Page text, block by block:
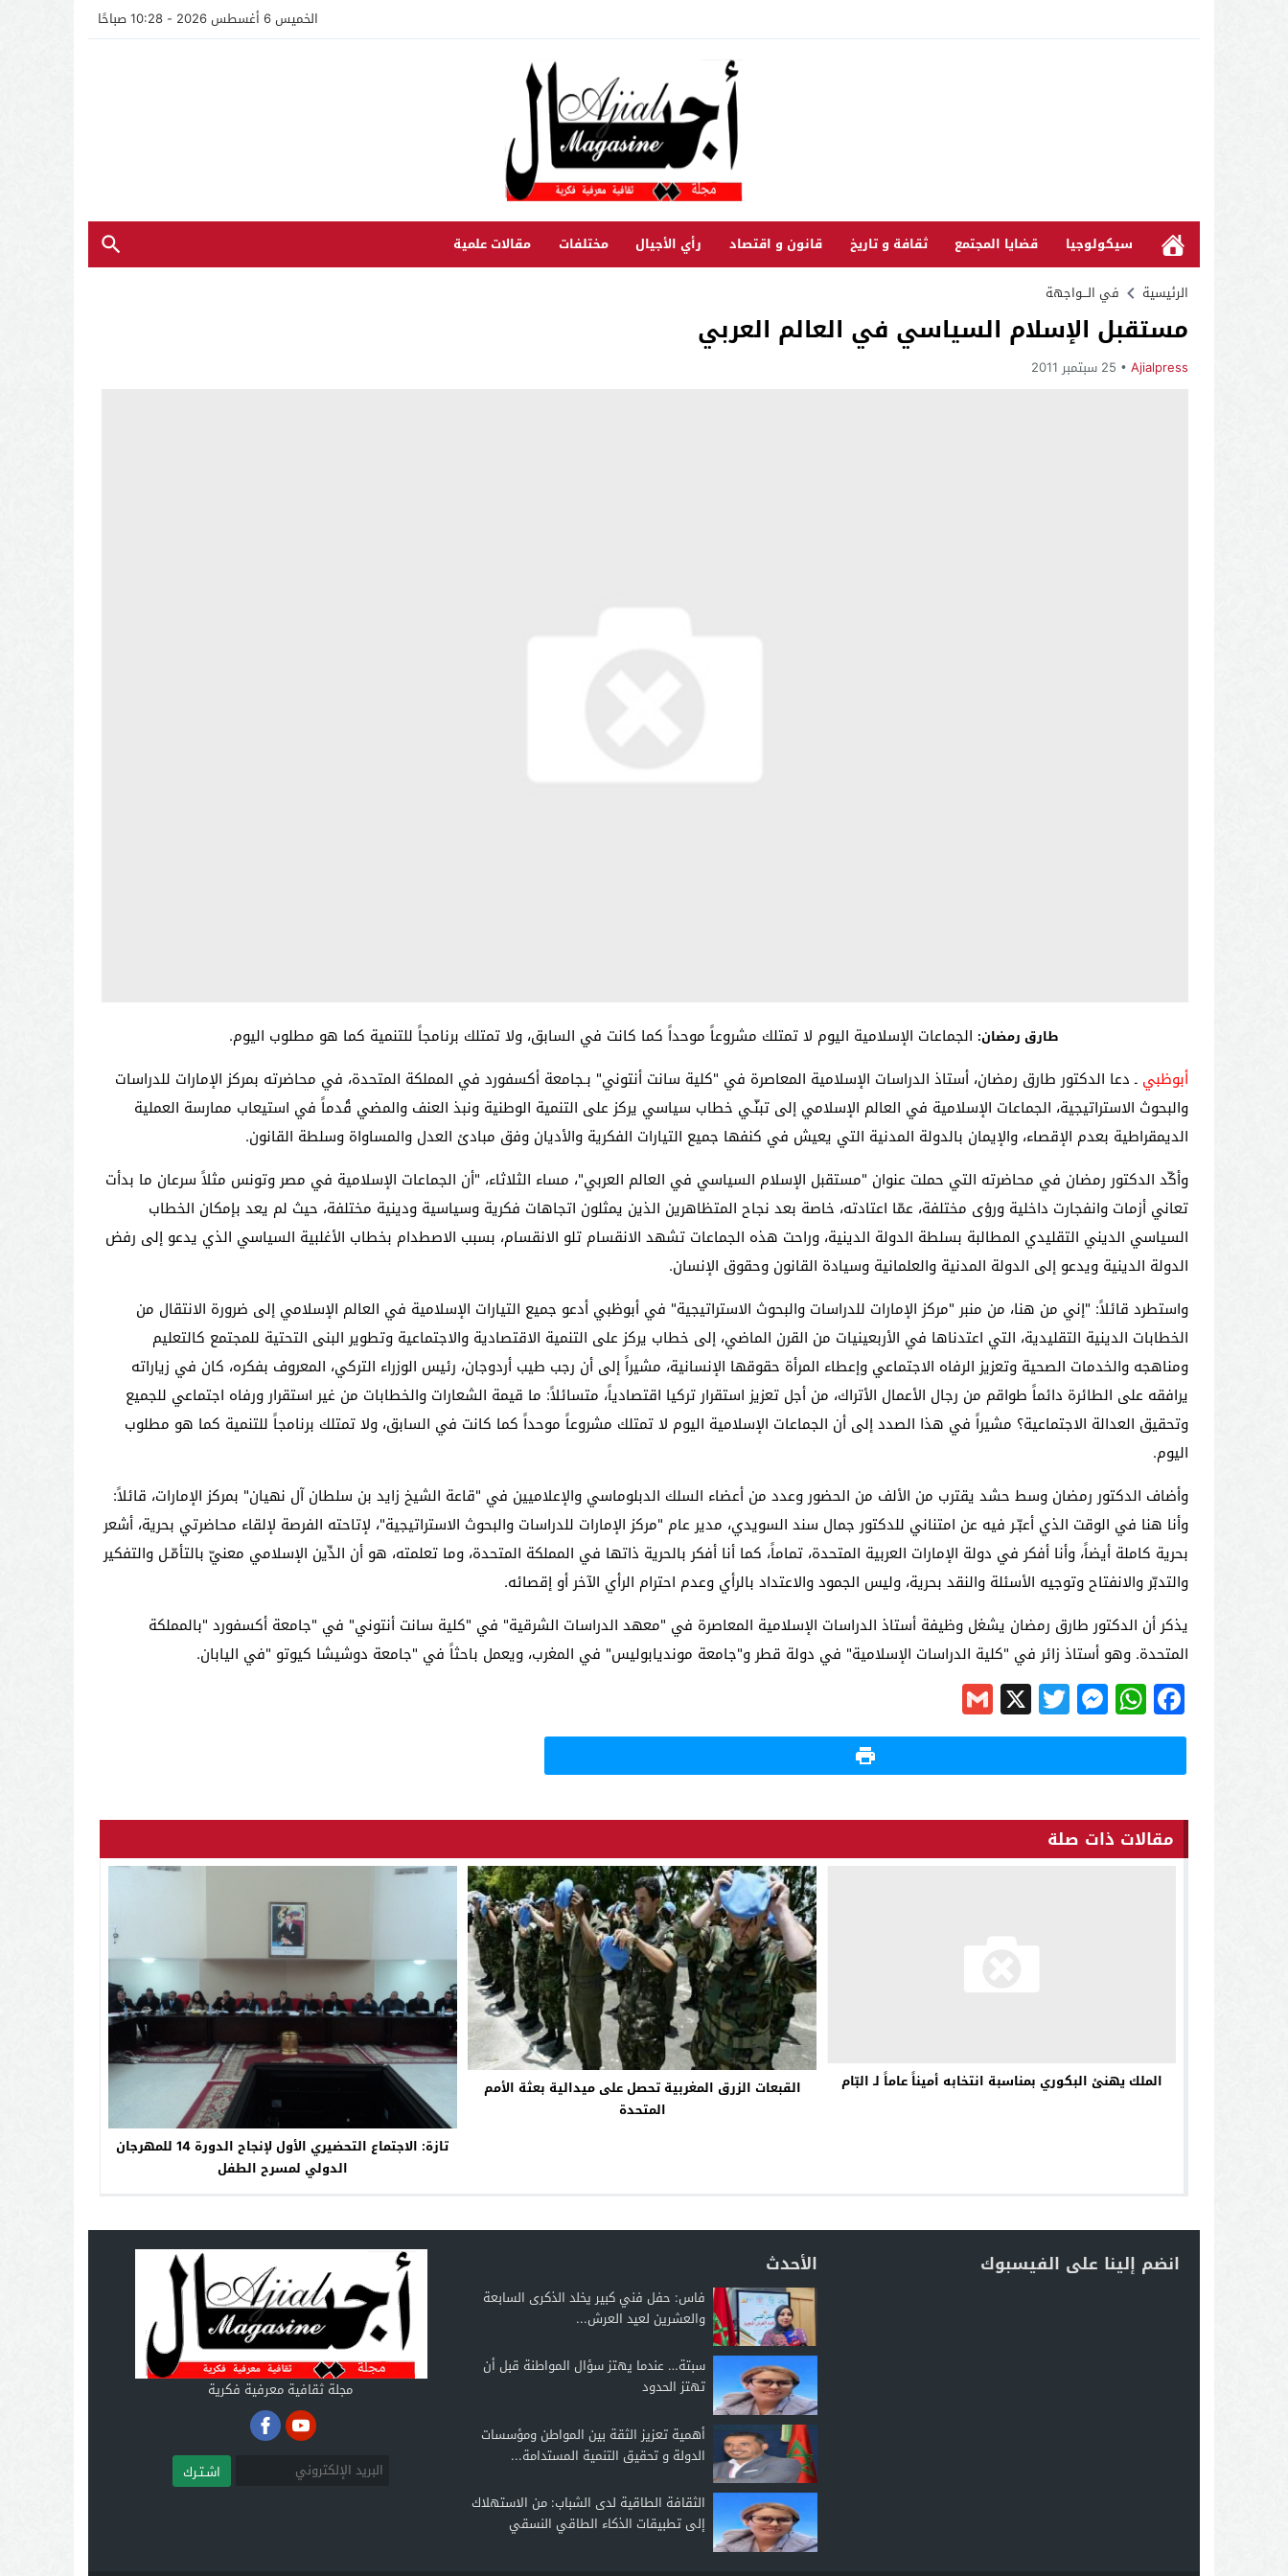
الخميس 6 أغسطس 2026 - 10:28 صباحًا
سيكولوجيا قضايا المجتمع ثقافة و تاريخ قانون و اقتصاد رأي الأجيال مختلفات مقالات علمية
الرئيسية في الـــواجهة
مستقبل الإسلام السياسي في العالم العربي
Ajialpress 25 سبتمبر 2011
طارق رمضان: الجماعات الإسلامية اليوم لا تمتلك مشروعاً موحداً كما كانت في السابق، ولا تمتلك برنامجاً للتنمية كما هو مطلوب اليوم.
أبوظبي ـ دعا الدكتور طارق رمضان، أستاذ الدراسات الإسلامية المعاصرة في "كلية سانت أنتوني" بـجامعة أكسفورد في المملكة المتحدة، في محاضرته بمركز الإمارات للدراسات
والبحوث الاستراتيجية، الجماعات الإسلامية في العالم الإسلامي إلى تبنّـي خطاب سياسي يركز على التنمية الوطنية ونبذ العنف والمضي قُدماً في استيعاب ممارسة العملية
الديمقراطية بعدم الإقصاء، والإيمان بالدولة المدنية التي يعيش في كنفها جميع التيارات الفكرية والأديان وفق مبادئ العدل والمساواة وسلطة القانون.
وأكّد الدكتور رمضان في محاضرته التي حملت عنوان "مستقبل الإسلام السياسي في العالم العربي"، مساء الثلاثاء، "أن الجماعات الإسلامية في مصر وتونس مثلاً سرعان ما بدأت
تعاني أزمات وانفجارت داخلية ورؤى مختلفة، عمّا اعتادته، خاصة بعد نجاح المتظاهرين الذين يمثلون اتجاهات فكرية وسياسية ودينية مختلفة، حيث لم يعد بإمكان الخطاب
السياسي الديني التقليدي المطالبة بسلطة الدولة الدينية، وراحت هذه الجماعات تشهد الانقسام تلو الانقسام، بسبب الاصطدام بخطاب الأغلبية السياسي الذي يدعو إلى رفض
الدولة الدينية ويدعو إلى الدولة المدنية والعلمانية وسيادة القانون وحقوق الإنسان.
واستطرد قائلاً: "إني من هنا، من منبر "مركز الإمارات للدراسات والبحوث الاستراتيجية" في أبوظبي أدعو جميع التيارات الإسلامية في العالم الإسلامي إلى ضرورة الانتقال من
الخطابات الدينية التقليدية، التي اعتدناها في الأربعينيات من القرن الماضي، إلى خطاب يركز على التنمية الاقتصادية والاجتماعية وتطوير البنى التحتية للمجتمع كالتعليم
ومناهجه والخدمات الصحية وتعزيز الرفاه الاجتماعي وإعطاء المرأة حقوقها الإنسانية، مشيراً إلى أن رجب طيب أردوجان، رئيس الوزراء التركي، المعروف بفكره، كان في زياراته
يرافقه على الطائرة دائماً طواقم من رجال الأعمال الأتراك، من أجل تعزيز استقرار تركيا اقتصادياً، متسائلاً: ما قيمة الشعارات والخطابات من غير استقرار ورفاه اجتماعي للجميع
وتحقيق العدالة الاجتماعية؟ مشيراً في هذا الصدد إلى أن الجماعات الإسلامية اليوم لا تمتلك مشروعاً موحداً كما كانت في السابق، ولا تمتلك برنامجاً للتنمية كما هو مطلوب
اليوم.
وأضاف الدكتور رمضان وسط حشد يقترب من الألف من الحضور وعدد من أعضاء السلك الدبلوماسي والإعلاميين في "قاعة الشيخ زايد بن سلطان آل نهيان" بمركز الإمارات، قائلاً:
وأنا هنا في الوقت الذي أعبّـر فيه عن امتناني للدكتور جمال سند السويدي، مدير عام "مركز الإمارات للدراسات والبحوث الاستراتيجية"، لإتاحته الفرصة لإلقاء محاضرتي بحرية، أشعر
بحرية كاملة أيضاً، وأنا أفكر في دولة الإمارات العربية المتحدة، تماماً، كما أنا أفكر بالحرية ذاتها في المملكة المتحدة، وما تعلمته، هو أن الدِّين الإسلامي معنيّ بالتأمّـل والتفكير
والتدبّر والانفتاح وتوجيه الأسئلة والنقد بحرية، وليس الجمود والاعتداد بالرأي وعدم احترام الرأي الآخر أو إقصائه.
يذكر أن الدكتور طارق رمضان يشغل وظيفة أستاذ الدراسات الإسلامية المعاصرة في "معهد الدراسات الشرقية" في "كلية سانت أنتوني" في "جامعة أكسفورد"بالمملكة
المتحدة. وهو أستاذ زائر في "كلية الدراسات الإسلامية" في دولة قطر و"جامعة مونديابوليس" في المغرب، ويعمل باحثاً في "جامعة دوشيشا كيوتو "في اليابان.
Facebook
WhatsApp
Messenger
Twitter
X
Gmail
مقالات ذات صلة
الملك يهنئ البكوري بمناسبة انتخابه أميناً عاماً لـ البّام
القبعات الزرق المغربية تحصل على ميدالية بعثة الأمم
المتحدة
تازة: الاجتماع التحضيري الأول لإنجاح الدورة 14 للمهرجان
الدولي لمسرح الطفل
انضم إلينا على الفيسبوك الأحدث
فاس: حفل فني كبير يخلد الذكرى السابعة
والعشرين لعيد العرش...
سبتة… عندما يهتز سؤال المواطنة قبل أن
تهتز الحدود
أهمية تعزيز الثقة بين المواطن ومؤسسات
الدولة و تحقيق التنمية المستدامة...
الثقافة الطاقية لدى الشباب: من الاستهلاك
إلى تطبيقات الذكاء الطاقي النسقي
مجلة ثقافية معرفية فكرية
اشـتـرك